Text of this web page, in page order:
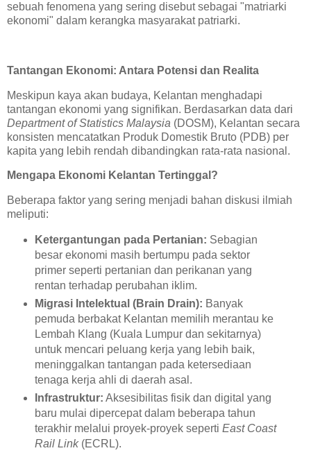
sebuah fenomena yang sering disebut sebagai "matriarki
ekonomi" dalam kerangka masyarakat patriarki.
Tantangan Ekonomi: Antara Potensi dan Realita
Meskipun kaya akan budaya, Kelantan menghadapi
tantangan ekonomi yang signifikan. Berdasarkan data dari
Department of Statistics Malaysia (DOSM), Kelantan secara
konsisten mencatatkan Produk Domestik Bruto (PDB) per
kapita yang lebih rendah dibandingkan rata-rata nasional.
Mengapa Ekonomi Kelantan Tertinggal?
Beberapa faktor yang sering menjadi bahan diskusi ilmiah
meliputi:
Ketergantungan pada Pertanian: Sebagian
besar ekonomi masih bertumpu pada sektor
primer seperti pertanian dan perikanan yang
rentan terhadap perubahan iklim.
Migrasi Intelektual (Brain Drain): Banyak
pemuda berbakat Kelantan memilih merantau ke
Lembah Klang (Kuala Lumpur dan sekitarnya)
untuk mencari peluang kerja yang lebih baik,
meninggalkan tantangan pada ketersediaan
tenaga kerja ahli di daerah asal.
Infrastruktur: Aksesibilitas fisik dan digital yang
baru mulai dipercepat dalam beberapa tahun
terakhir melalui proyek-proyek seperti East Coast
Rail Link(ECRL).